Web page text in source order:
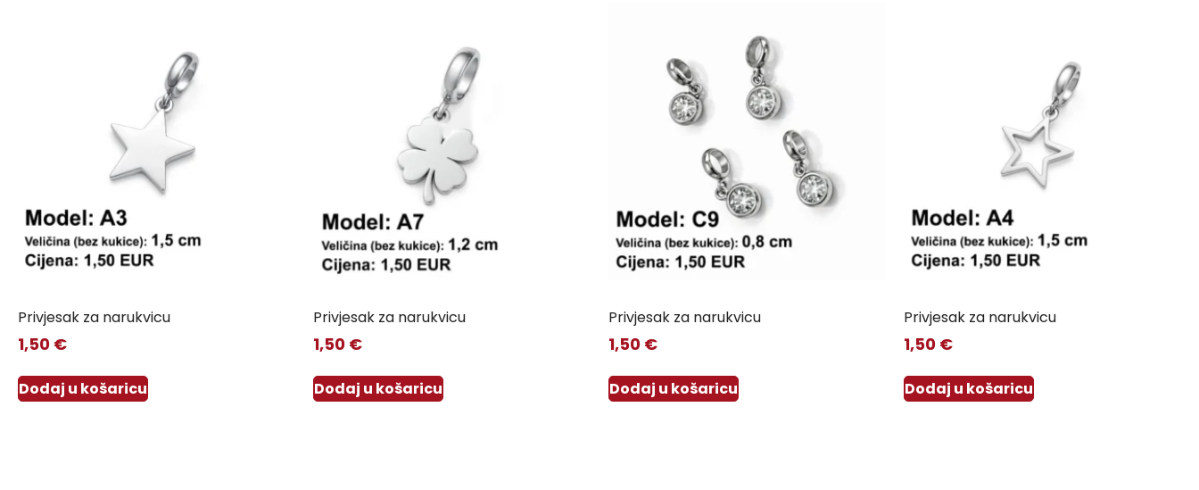
Privjesak za narukvicu
1,50 €
Dodaj u košaricu
Privjesak za narukvicu
1,50 €
Dodaj u košaricu
Privjesak za narukvicu
1,50 €
Dodaj u košaricu
Privjesak za narukvicu
1,50 €
Dodaj u košaricu